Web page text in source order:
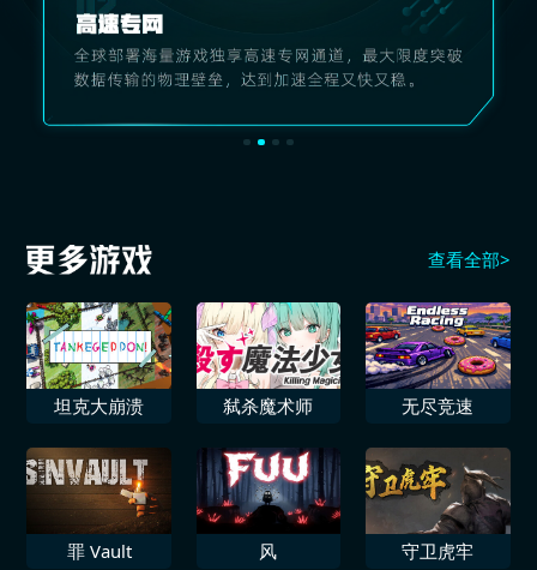
查看全部>
坦克大崩溃 弑杀魔术师 无尽竞速
罪 Vault 风 守卫虎牢